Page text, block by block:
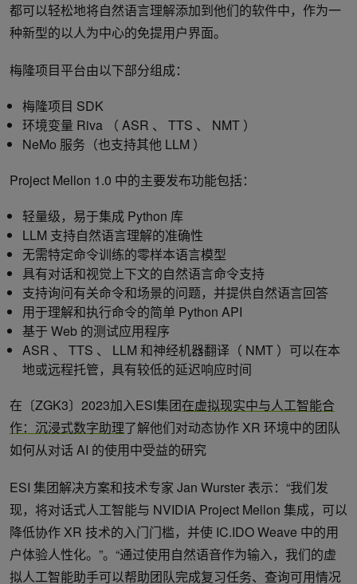
都可以轻松地将自然语言理解添加到他们的软件中，作为一
种新型的以人为中心的免提用户界面。
梅隆项目平台由以下部分组成：
梅隆项目 SDK
环境变量 Riva （ ASR 、 TTS 、 NMT ）
NeMo 服务（也支持其他 LLM ）
Project Mellon 1.0 中的主要发布功能包括：
轻量级，易于集成 Python 库
LLM 支持自然语言理解的准确性
无需特定命令训练的零样本语言模型
具有对话和视觉上下文的自然语言命令支持
支持询问有关命令和场景的问题，并提供自然语言回答
用于理解和执行命令的简单 Python API
基于 Web 的测试应用程序
ASR 、 TTS 、 LLM 和神经机器翻译（ NMT ）可以在本
地或远程托管，具有较低的延迟响应时间
在〔ZGK3〕2023加入ESI集团在虚拟现实中与人工智能合
作：沉浸式数字助理了解他们对动态协作 XR 环境中的团队
如何从对话 AI 的使用中受益的研究
ESI 集团解决方案和技术专家 Jan Wurster 表示：“我们发
现，将对话式人工智能与 NVIDIA Project Mellon 集成，可以
降低协作 XR 技术的入门门槛，并使 IC.IDO Weave 中的用
户体验人性化。”。“通过使用自然语音作为输入，我们的虚
拟人工智能助手可以帮助团队完成复习任务、查询可用情况